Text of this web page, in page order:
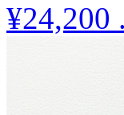
¥24,200 .